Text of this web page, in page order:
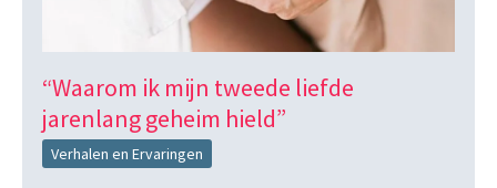
“Waarom ik mijn tweede liefde
jarenlang geheim hield”
Verhalen en Ervaringen